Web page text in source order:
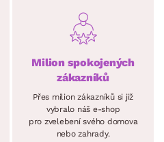
Milion spokojených
zákazníků
Přes milion zákazníků si již
vybralo náš e-shop
pro zvelebení svého domova
nebo zahrady.